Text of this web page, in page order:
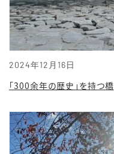
2024年12月16日
「300余年の歴史」を持つ橋